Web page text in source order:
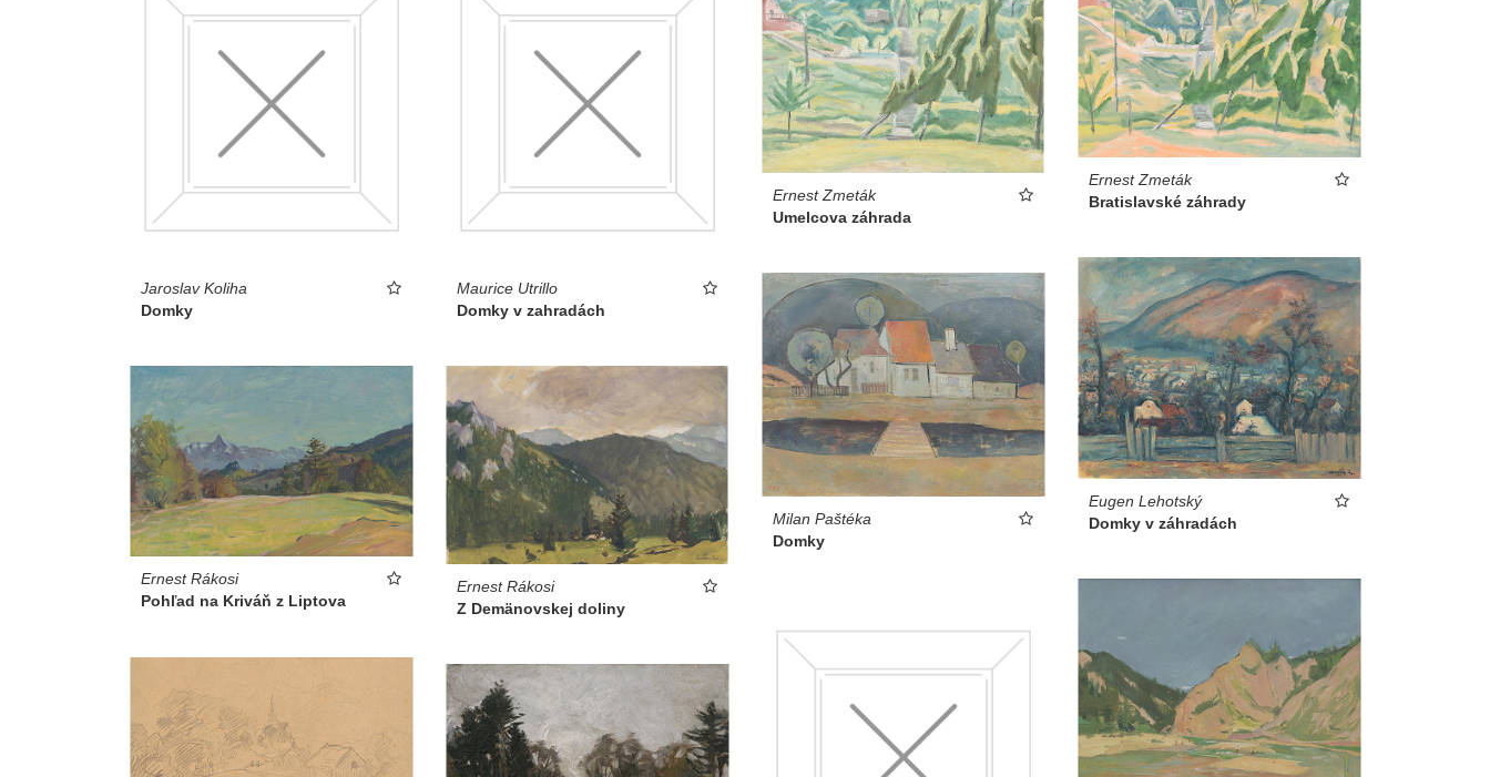
Jaroslav Koliha
Domky
Maurice Utrillo
Domky v zahradách
Ernest Zmeták
Umelcova záhrada
Ernest Zmeták
Bratislavské záhrady
Eugen Lehotský
Domky v záhradách
Milan Paštéka
Domky
Ernest Rákosi
Pohľad na Kriváň z Liptova
Ernest Rákosi
Z Demänovskej doliny